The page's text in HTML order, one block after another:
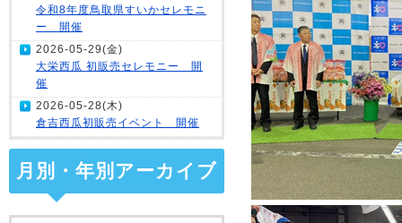
令和8年度鳥取県すいかセレモニ
ー 開催
2026-05-29(金)
大栄西瓜 初販売セレモニー 開
催
2026-05-28(木)
倉吉西瓜初販売イベント 開催
月別・年別アーカイブ